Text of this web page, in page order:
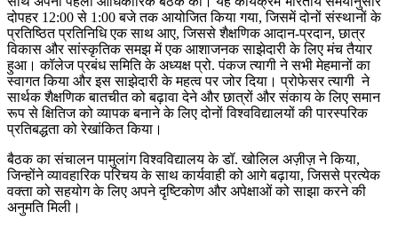
दोपहर 12:00 से 1:00 बजे तक आयोजित किया गया, जिसमें दोनों संस्थानों के
प्रतिष्ठित प्रतिनिधि एक साथ आए, जिससे शैक्षणिक आदान-प्रदान, छात्र
विकास और सांस्कृतिक समझ में एक आशाजनक साझेदारी के लिए मंच तैयार
हुआ। कॉलेज प्रबंध समिति के अध्यक्ष प्रो. पंकज त्यागी ने सभी मेहमानों का
स्वागत किया और इस साझेदारी के महत्व पर जोर दिया। प्रोफेसर त्यागी ने
सार्थक शैक्षणिक बातचीत को बढ़ावा देने और छात्रों और संकाय के लिए समान
रूप से क्षितिज को व्यापक बनाने के लिए दोनों विश्वविद्यालयों की पारस्परिक
प्रतिबद्धता को रेखांकित किया।
बैठक का संचालन पामुलांग विश्वविद्यालय के डॉ. खोलिल अज़ीज़ ने किया,
जिन्होंने व्यावहारिक परिचय के साथ कार्यवाही को आगे बढ़ाया, जिससे प्रत्येक
वक्ता को सहयोग के लिए अपने दृष्टिकोण और अपेक्षाओं को साझा करने की
अनुमति मिली।